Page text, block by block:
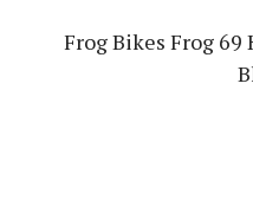
Frog Bikes Frog